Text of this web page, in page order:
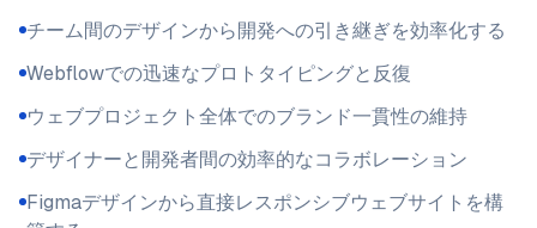
チーム間のデザインから開発への引き継ぎを効率化する
Webflowでの迅速なプロトタイピングと反復
ウェブプロジェクト全体でのブランド一貫性の維持
デザイナーと開発者間の効率的なコラボレーション
Figmaデザインから直接レスポンシブウェブサイトを構